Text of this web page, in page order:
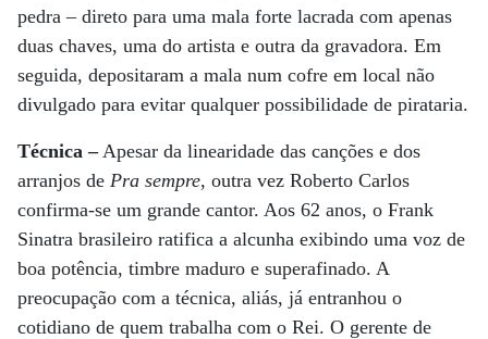
pedra – direto para uma mala forte lacrada com apenas
duas chaves, uma do artista e outra da gravadora. Em
seguida, depositaram a mala num cofre em local não
divulgado para evitar qualquer possibilidade de pirataria.
Técnica –Apesar da linearidade das canções e dos
arranjos de Pra sempre, outra vez Roberto Carlos
confirma-se um grande cantor. Aos 62 anos, o Frank
Sinatra brasileiro ratifica a alcunha exibindo uma voz de
boa potência, timbre maduro e superafinado. A
preocupação com a técnica, aliás, já entranhou o
cotidiano de quem trabalha com o Rei. O gerente de